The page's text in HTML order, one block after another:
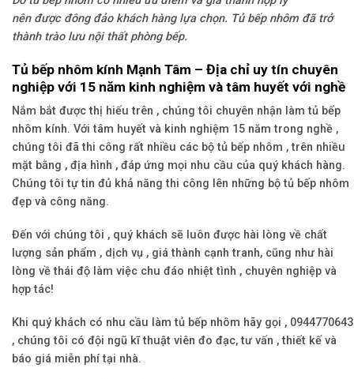
nên được đông đảo khách hàng lựa chọn. Tủ bếp nhôm đã trở
thành trào lưu nội thất phòng bếp.
Tủ bếp nhôm kính Mạnh Tâm – Địa chỉ uy tín chuyên
nghiệp với 15 năm kinh nghiệm và tâm huyết với nghề
Nắm bắt được thị hiếu trên , chúng tôi chuyên nhận làm tủ bếp
nhôm kính. Với tâm huyết và kinh nghiệm 15 năm trong nghề ,
chúng tôi đã thi công rất nhiều các bộ tủ bếp nhôm , trên nhiều
mặt bằng , địa hình , đáp ứng mọi nhu cầu của quý khách hàng.
Chúng tôi tự tin đủ khả năng thi công lên những bộ tủ bếp nhôm
đẹp và công năng.
Đến với chúng tôi , quý khách sẽ luôn được hài lòng về chất
lượng sản phẩm , dịch vụ , giá thành cạnh tranh, cũng như hài
lòng về thái độ làm việc chu đáo nhiệt tình , chuyên nghiệp và
hợp tác!
Khi quý khách có nhu cầu làm tủ bếp nhôm hãy gọi , 0944770643
, chúng tôi có đội ngũ kĩ thuật viên đo đạc, tư vấn , thiết kế và
báo giá miễn phí tại nhà.